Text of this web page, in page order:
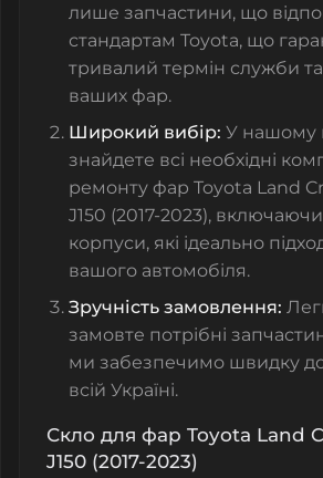
лише запчастини, що
стандартам Toyota, що
тривалий термін служби та
ваших фар.
Широкий вибір: У нашому
знайдете всі необхідні
ремонту фар Toyota Land
J150 (2017-2023),
корпуси, які ідеально
вашого автомобіля.
Зручність замовлення:
замовте потрібні
ми забезпечимо швидку
всій Україні.
Скло для фар Toyota Land
J150 (2017-2023)